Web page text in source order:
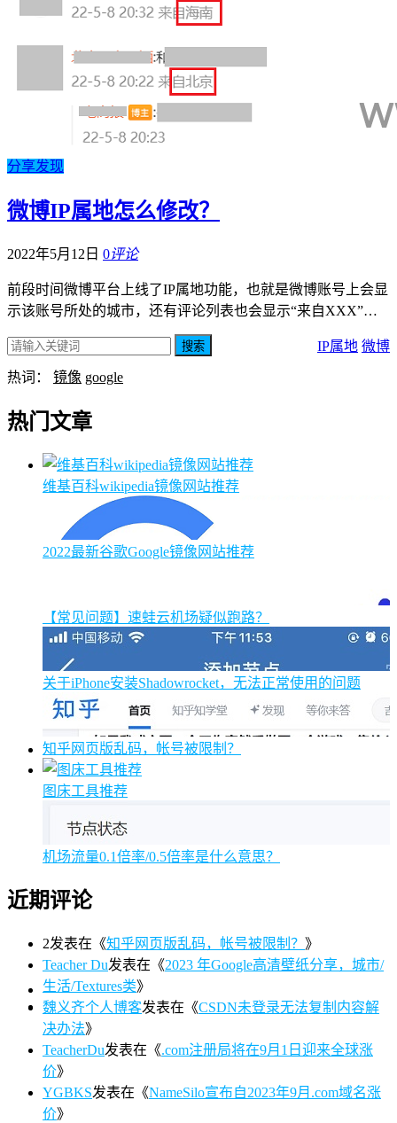
分享发现
微博IP属地怎么修改？
2022年5月12日 0评论
前段时间微博平台上线了IP属地功能，也就是微博账号上会显
示该账号所处的城市，还有评论列表也会显示“来自XXX”…
IP属地 微博
搜索
热词： 镜像 google
热门文章
维基百科wikipedia镜像网站推荐
2022最新谷歌Google镜像网站推荐
【常见问题】速蛙云机场疑似跑路？
关于iPhone安装Shadowrocket，无法正常使用的问题
知乎网页版乱码，帐号被限制？
图床工具推荐
机场流量0.1倍率/0.5倍率是什么意思？
近期评论
2发表在《知乎网页版乱码，帐号被限制？ 》
Teacher Du发表在《2023 年Google高清壁纸分享，城市/
生活/Textures类》
魏义齐个人博客发表在《CSDN未登录无法复制内容解
决办法》
TeacherDu发表在《.com注册局将在9月1日迎来全球涨
价》
YGBKS发表在《NameSilo宣布自2023年9月.com域名涨
价》